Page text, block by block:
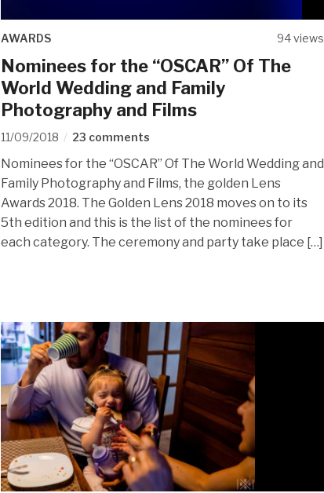
AWARDS 94 views
Nominees for the “OSCAR” Of The
World Wedding and Family
Photography and Films
11/09/2018 23 comments
Nominees for the “OSCAR” Of The World Wedding and
Family Photography and Films, the golden Lens
Awards 2018. The Golden Lens 2018 moves on to its
5th edition and this is the list of the nominees for
each category. The ceremony and party take place […]